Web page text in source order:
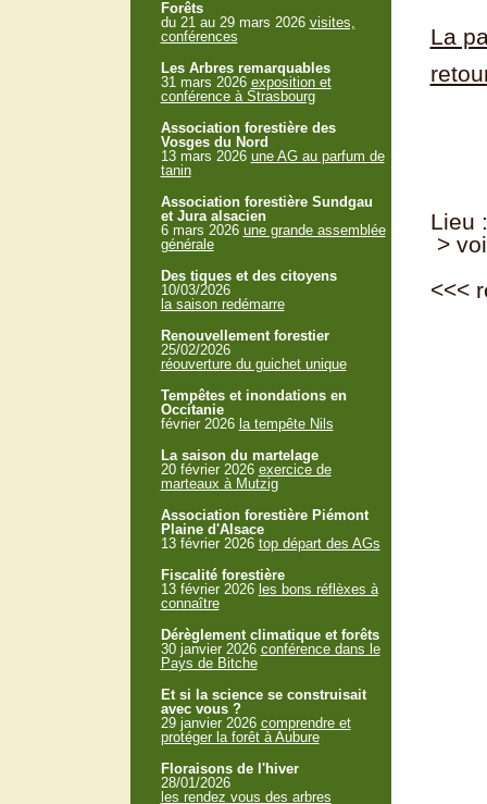
La
Lieu
>
<<<
Forêts
du 21 au 29 mars 2026 visites,
conférences
Les Arbres remarquables
31 mars 2026 exposition et
conférence à Strasbourg
Association forestière des
Vosges du Nord
13 mars 2026 une AG au parfum de
tanin
Association forestière Sundgau
et Jura alsacien
6 mars 2026 une grande assemblée
générale
Des tiques et des citoyens
10/03/2026
la saison redémarre
Renouvellement forestier
25/02/2026
réouverture du guichet unique
Tempêtes et inondations en
Occitanie
février 2026 la tempête Nils
La saison du martelage
20 février 2026 exercice de
marteaux à Mutzig
Association forestière Piémont
Plaine d'Alsace
13 février 2026 top départ des AGs
Fiscalité forestière
13 février 2026 les bons réflèxes à
connaître
Dérèglement climatique et forêts
30 janvier 2026 conférence dans le
Pays de Bitche
Et si la science se construisait
avec vous ?
29 janvier 2026 comprendre et
protéger la forêt à Aubure
Floraisons de l'hiver
28/01/2026
les rendez vous des arbres